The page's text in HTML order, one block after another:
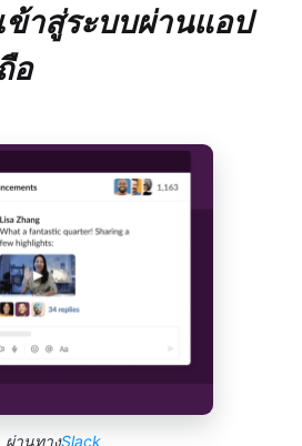
ข้าสู่ระบบผ่านแอป
อ
ผ่านทางSlack